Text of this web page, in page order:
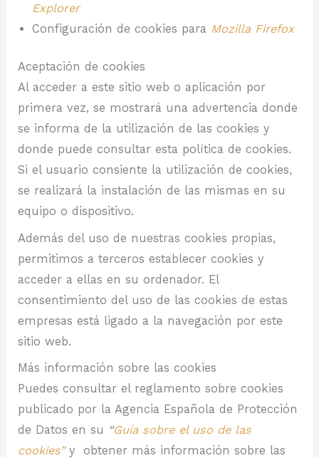
Explorer
Configuración de cookies para Mozilla Firefox
Aceptación de cookies
Al acceder a este sitio web o aplicación por
primera vez, se mostrará una advertencia donde
se informa de la utilización de las cookies y
donde puede consultar esta política de cookies.
Si el usuario consiente la utilización de cookies,
se realizará la instalación de las mismas en su
equipo o dispositivo.
Además del uso de nuestras cookies propias,
permitimos a terceros establecer cookies y
acceder a ellas en su ordenador. El
consentimiento del uso de las cookies de estas
empresas está ligado a la navegación por este
sitio web.
Más información sobre las cookies
Puedes consultar el reglamento sobre cookies
publicado por la Agencia Española de Protección
de Datos en su “Guía sobre el uso de las
cookies”y obtener más información sobre las